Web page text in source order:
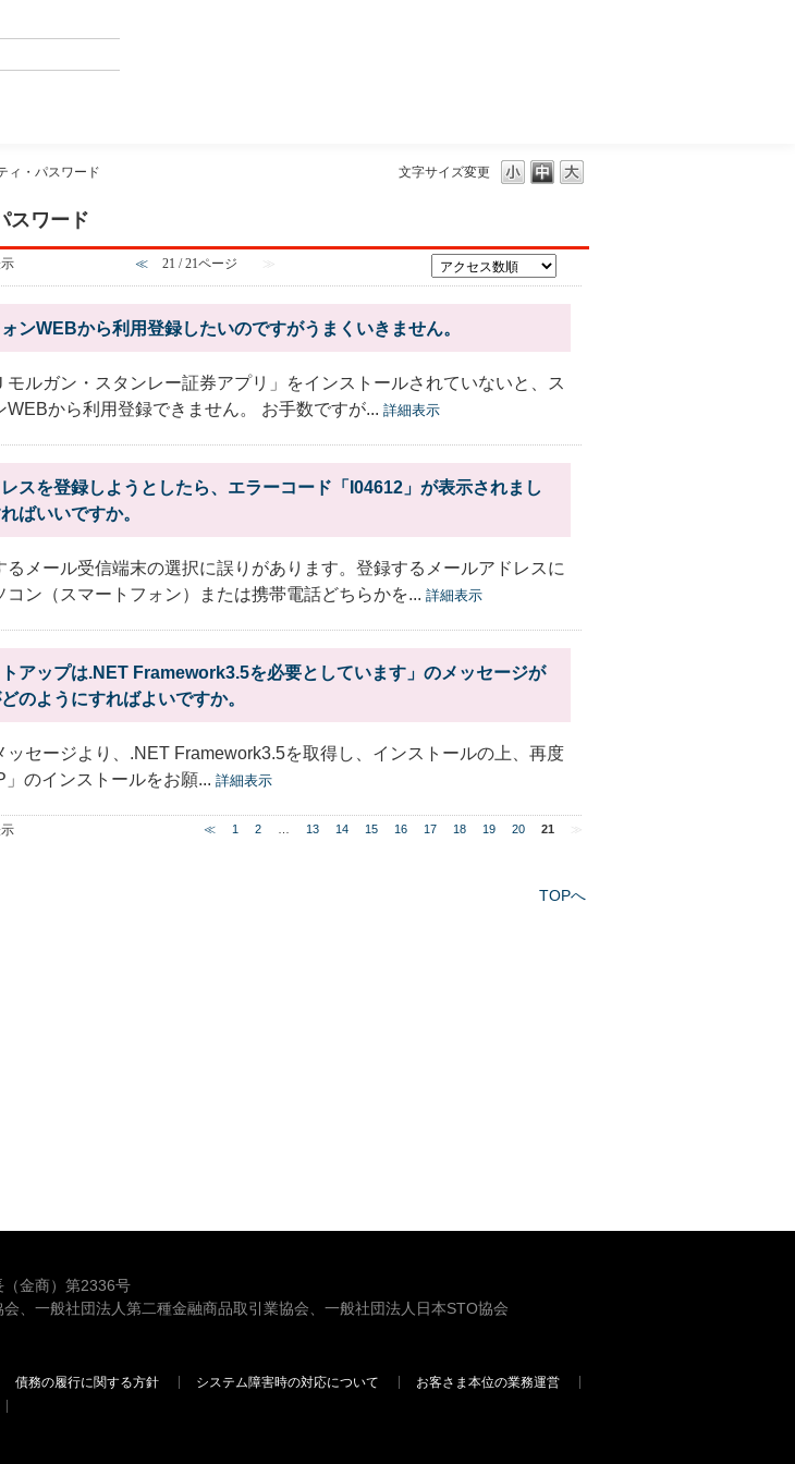
文字サイズ変更
ィ・パスワード
スワード
≪ 21 / 21ページ ≫
ンWEBから利用登録したいのですがうまくいきません。
モルガン・スタンレー証券アプリ」をインストールされていないと、ス
WEBから利用登録できません。 お手数ですが... 詳細表示
スを登録しようとしたら、エラーコード「I04612」が表示されまし
ばいいですか。
るメール受信端末の選択に誤りがあります。登録するメールアドレスに
コン（スマートフォン）または携帯電話どちらかを... 詳細表示
トアップは.NET Framework3.5を必要としています」のメッセージが
のようにすればよいですか。
ッセージより、.NET Framework3.5を取得し、インストールの上、再度
」のインストールをお願... 詳細表示
≪ 1 2 13 14 15 16 17 18 19 20 21
TOPへ
金商）第2336号
、一般社団法人第二種金融商品取引業協会、一般社団法人日本STO協会
債務の履行に関する方針 システム障害時の対応について
お客さま本位の業務運営